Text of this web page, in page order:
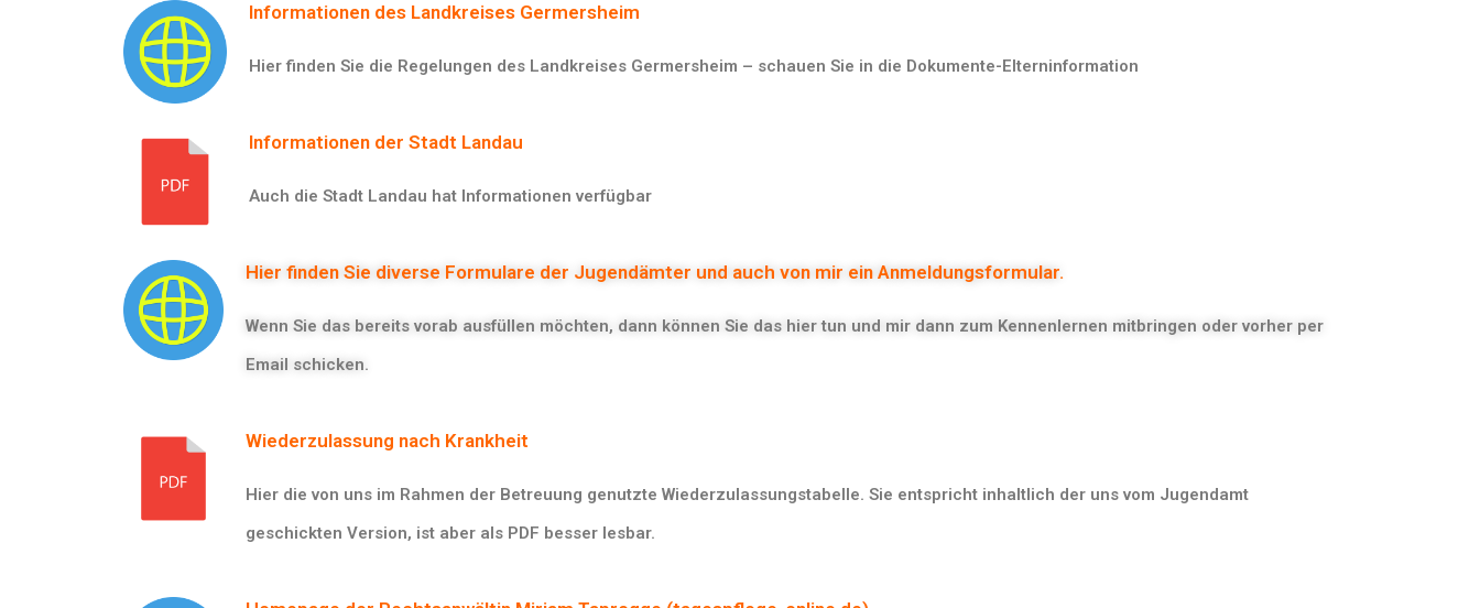
Informationen des Landkreises Germersheim
Hier finden Sie die Regelungen des Landkreises Germersheim – schauen Sie in die Dokumente-Elterninformation
Informationen der Stadt Landau
Auch die Stadt Landau hat Informationen verfügbar
Hier finden Sie diverse Formulare der Jugendämter und auch von mir ein Anmeldungsformular.
Wenn Sie das bereits vorab ausfüllen möchten, dann können Sie das hier tun und mir dann zum Kennenlernen mitbringen oder vorher per
Email schicken.
Wiederzulassung nach Krankheit
Hier die von uns im Rahmen der Betreuung genutzte Wiederzulassungstabelle. Sie entspricht inhaltlich der uns vom Jugendamt
geschickten Version, ist aber als PDF besser lesbar.